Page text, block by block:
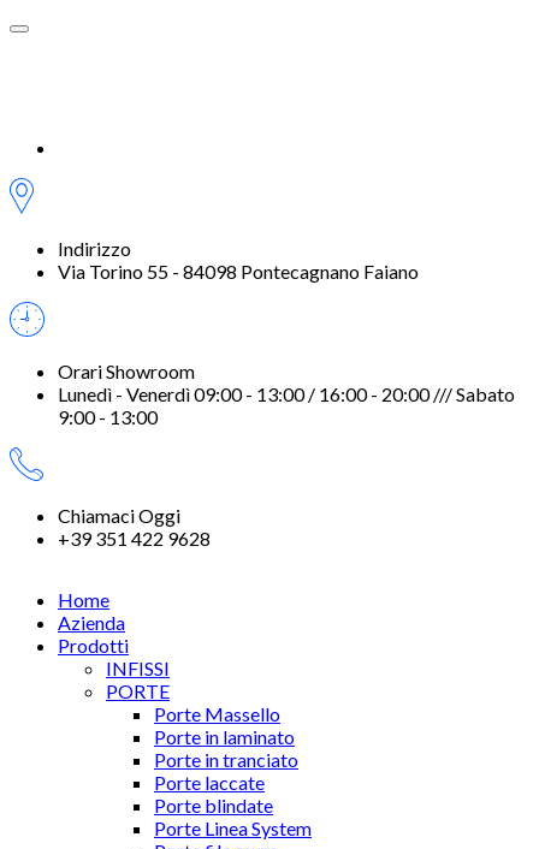
Indirizzo
Via Torino 55 - 84098 Pontecagnano Faiano
Orari Showroom
Lunedì - Venerdì 09:00 - 13:00 / 16:00 - 20:00 /// Sabato
9:00 - 13:00
Chiamaci Oggi
+39 351 422 9628
Home
Azienda
Prodotti
INFISSI
PORTE
Porte Massello
Porte in laminato
Porte in tranciato
Porte laccate
Porte blindate
Porte Linea System